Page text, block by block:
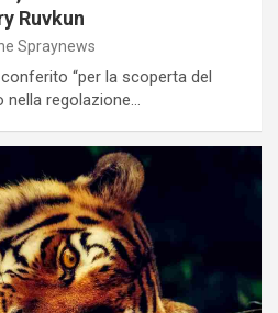
Ruvkun
Spraynews
“per la scoperta del
nella regolazione…